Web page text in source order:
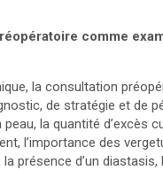
comme
la consultation
de stratégie et de
la quantité d’excès
l’importance des
présence d’un diastasis,